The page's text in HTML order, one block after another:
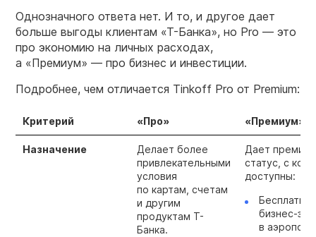
Однозначного ответа нет. И то, и другое дает
больше выгоды клиентам «Т-Банка», но Pro — это
про экономию на личных расходах,
а «Премиум» — про бизнес и инвестиции.
Подробнее, чем отличается Tinkoff Pro от Premium:
Критерий «Про» «Премиум»
Назначение
Делает более
привлекательными
условия
по картам, счетам
и другим
продуктам Т-
Банка.
Дает
статус, с
доступны:
бизнес-
в